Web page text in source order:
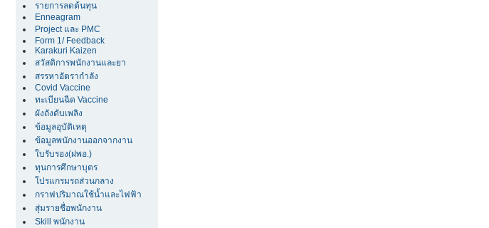
รายการลดต้นทุน
Enneagram
Project และ PMC
Form 1/ Feedback
Karakuri Kaizen
สวัสดิการพนักงานและยา
สรรหาอัตรากำลัง
Covid Vaccine
ทะเบียนฉีด Vaccine
ผังถังดับเพลิง
ข้อมูลอุบัติเหตุ
ข้อมูลพนักงานออกจากงาน
ใบรับรอง(ฝพอ.)
ทุนการศึกษาบุตร
โปรแกรมรถส่วนกลาง
กราฟปริมาณใช้น้ำและไฟฟ้า
สุ่มรายชื่อพนักงาน
Skill พนักงาน